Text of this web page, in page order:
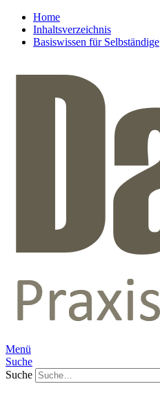
Home
Inhaltsverzeichnis
Basiswissen für Selbständige
Menü
Suche
Suche